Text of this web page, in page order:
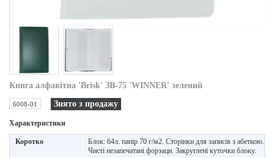
Книга алфавітна 'Brisk' ЗВ-75 'WINNER' зелений
6008-01 Знято з продажу
Характеристики
Коротко
Блок: 64л. папір 70 г/м2. Сторінки для записів з абеткою.
Чисті незапечатані форзаци. Закруглені куточки блоку.